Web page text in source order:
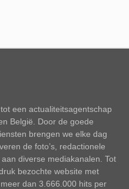
een actualiteitsagentschap
België. Door de goede
brengen we elke dag
de foto’s, redactionele
diverse mediakanalen. Tot
bezochte website met
dan 3.666.000 hits per